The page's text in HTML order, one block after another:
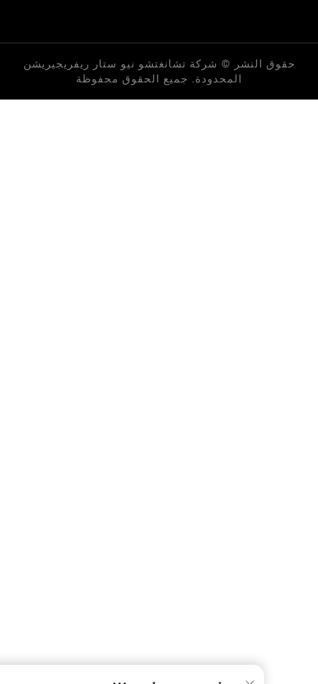
© شركة تشانغتشو نيو ستار ريفريجيريشن
المحدودة. جميع الحقوق محفوظة